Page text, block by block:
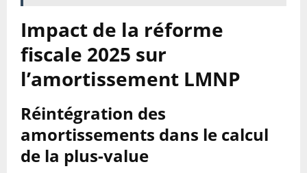
Impact de la réforme
fiscale 2025 sur
l’amortissement LMNP
Réintégration des
amortissements dans le calcul
de la plus-value